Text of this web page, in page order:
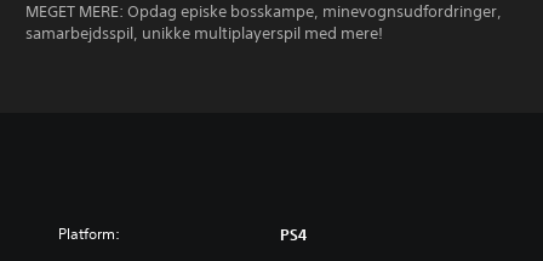
MEGET MERE: Opdag episke bosskampe, minevognsudfordringer,
samarbejdsspil, unikke multiplayerspil med mere!
Platform: PS4